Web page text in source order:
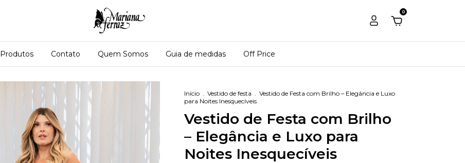
0
Produtos Contato Quem Somos Guia de medidas Off Price
Início . Vestido de festa . Vestido de Festa com Brilho – Elegância e Luxo
para Noites Inesquecíveis
Vestido de Festa com Brilho
– Elegância e Luxo para
Noites Inesquecíveis